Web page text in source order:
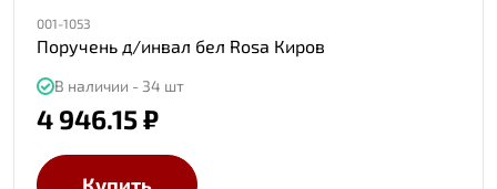
001-1053
Поручень д/инвал бел Rosa Киров
В наличии - 34 шт
4 946.15 ₽